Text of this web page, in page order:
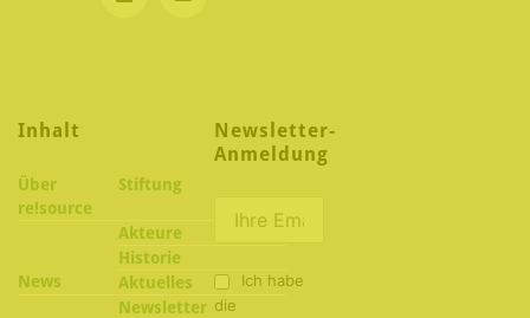
Inhalt
Über
re!source
Stiftung
Akteure
Historie
News
Aktuelles
Newsletter
Newsletter-
Anmeldung
Ich habe
die